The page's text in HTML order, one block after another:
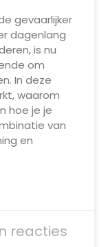
gevaarlijker
dagenlang
is nu
om
In deze
waarom
hoe je je
van
en
reacties